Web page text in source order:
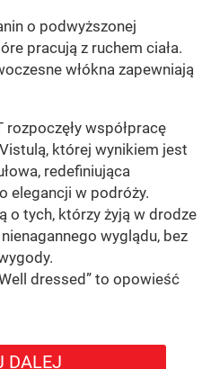
o podwyższonej
pracują z ruchem ciała.
włókna zapewniają
rozpoczęły współpracę
której wynikiem jest
redefiniująca
elegancji w podróży.
o tych, którzy żyją w drodze
wyglądu, bez
dressed” to opowieść
DALEJ